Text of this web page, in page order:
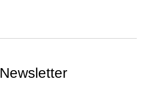
Newsletter